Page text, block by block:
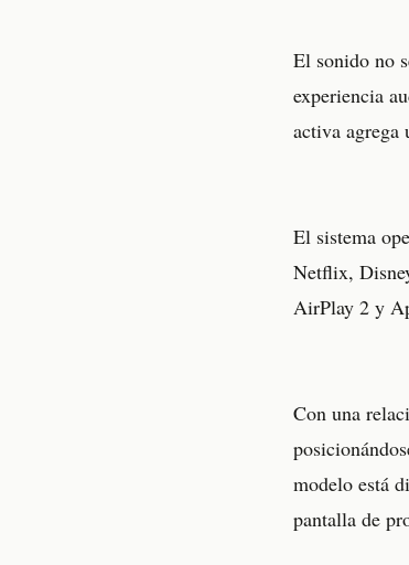
El sonido no
experiencia
activa agrega
El sistema
Netflix,
AirPlay 2 y
Con una
modelo está
pantalla de